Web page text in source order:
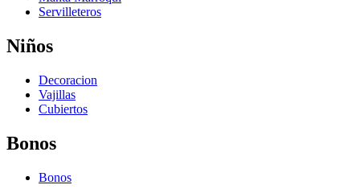
Servilleteros
Niños
Decoracion
Vajillas
Cubiertos
Bonos
Bonos